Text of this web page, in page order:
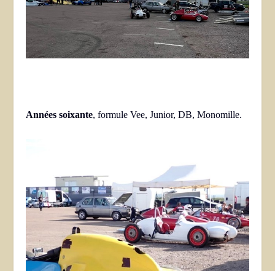
Années soixante, formule Vee, Junior, DB, Monomille.